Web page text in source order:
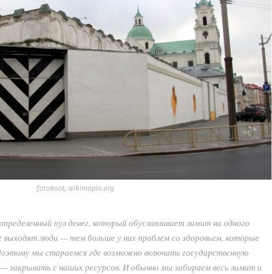
fotokoot, wikimapia.org
пул денег, который обуславливает лимит на одного
выходят люди — тем больше у них проблем со здоровьем, которые
мы стараемся где возможно включать государственную
закрывать с наших ресурсов. И обычно мы забираем весь лимит и